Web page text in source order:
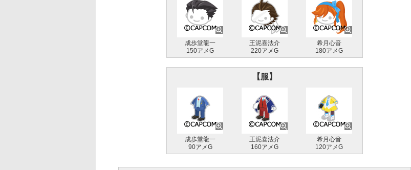
成歩堂龍一
150アメG
王泥喜法介
220アメG
希月心音
180アメG
【服】
成歩堂龍一
90アメG
王泥喜法介
160アメG
希月心音
120アメG